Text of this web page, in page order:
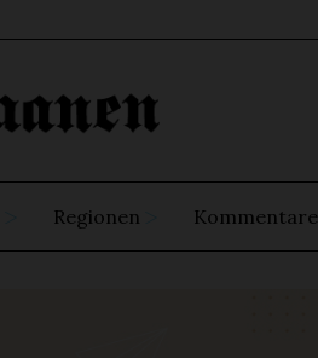
Regionen Kommentare